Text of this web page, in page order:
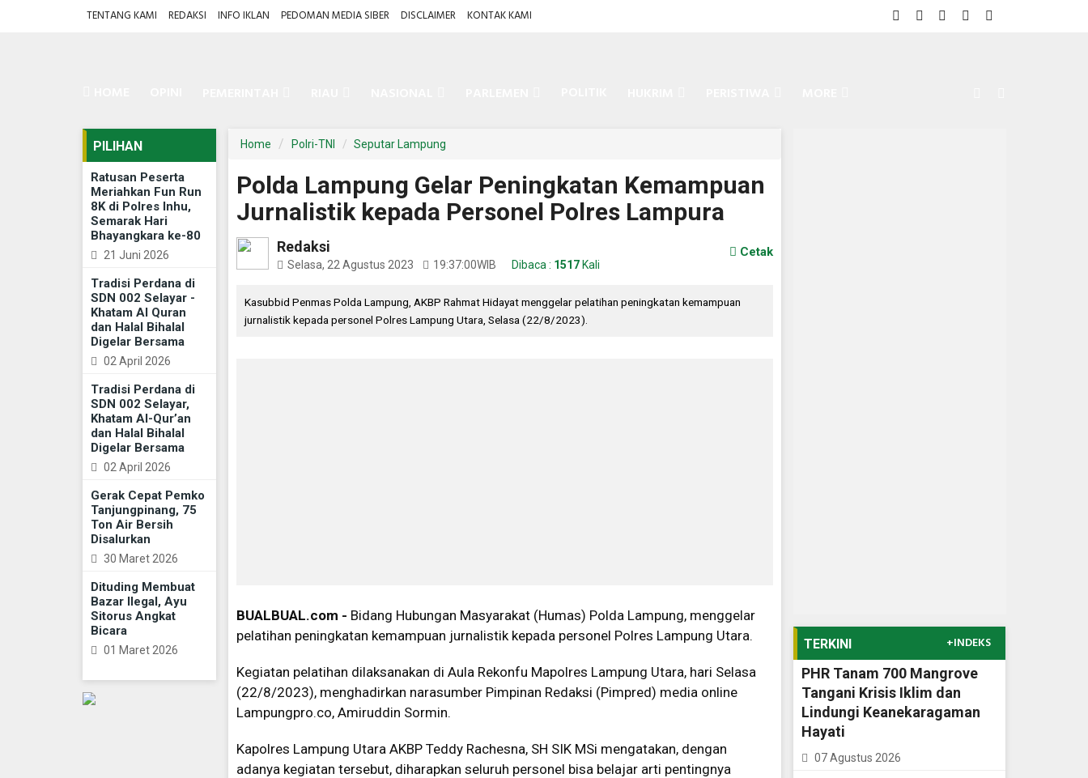
TENTANG KAMI REDAKSI INFO IKLAN PEDOMAN MEDIA SIBER DISCLAIMER KONTAK KAMI
PILIHAN
Ratusan Peserta
Meriahkan Fun Run
8K di Polres Inhu,
Semarak Hari
Bhayangkara ke-80
21 Juni 2026
Tradisi Perdana di
SDN 002 Selayar -
Khatam Al Quran
dan Halal Bihalal
Digelar Bersama
02 April 2026
Tradisi Perdana di
SDN 002 Selayar,
Khatam Al-Qur’an
dan Halal Bihalal
Digelar Bersama
02 April 2026
Gerak Cepat Pemko
Tanjungpinang, 75
Ton Air Bersih
Disalurkan
30 Maret 2026
Dituding Membuat
Bazar Ilegal, Ayu
Sitorus Angkat
Bicara
01 Maret 2026
Home Polri-TNI Seputar Lampung
Polda Lampung Gelar Peningkatan Kemampuan
Jurnalistik kepada Personel Polres Lampura
Redaksi
Selasa, 22 Agustus 2023 19:37:00WIB Dibaca : 1517 Kali
Cetak
Kasubbid Penmas Polda Lampung, AKBP Rahmat Hidayat menggelar pelatihan peningkatan kemampuan
jurnalistik kepada personel Polres Lampung Utara, Selasa (22/8/2023).
BUALBUAL.com - Bidang Hubungan Masyarakat (Humas) Polda Lampung, menggelar
pelatihan peningkatan kemampuan jurnalistik kepada personel Polres Lampung Utara.
Kegiatan pelatihan dilaksanakan di Aula Rekonfu Mapolres Lampung Utara, hari Selasa
(22/8/2023), menghadirkan narasumber Pimpinan Redaksi (Pimpred) media online
Lampungpro.co, Amiruddin Sormin.
Kapolres Lampung Utara AKBP Teddy Rachesna, SH SIK MSi mengatakan, dengan
adanya kegiatan tersebut, diharapkan seluruh personel bisa belajar arti pentingnya
TERKINI +INDEKS
PHR Tanam 700 Mangrove
Tangani Krisis Iklim dan
Lindungi Keanekaragaman
Hayati
07 Agustus 2026